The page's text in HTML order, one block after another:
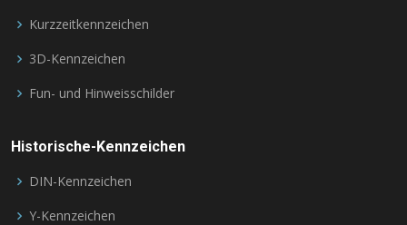
Kurzzeitkennzeichen
3D-Kennzeichen
Fun- und Hinweisschilder
Historische-Kennzeichen
DIN-Kennzeichen
Y-Kennzeichen